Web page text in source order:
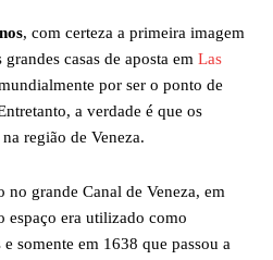
, com certeza a primeira imagem
casas de aposta em Las
por ser o ponto de
a verdade é que os
região de Veneza.
grande Canal de Veneza, em
espaço era utilizado como
somente em 1638 que passou a